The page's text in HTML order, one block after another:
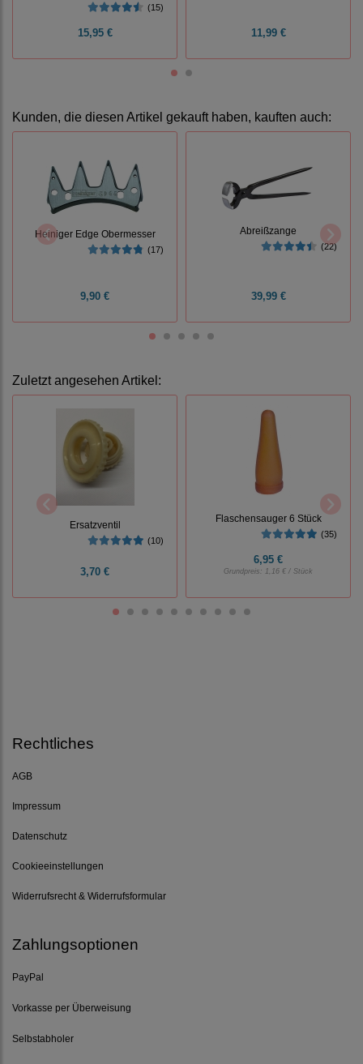
(15)
15,95 € 11,99 €
Kunden, die diesen Artikel gekauft haben, kauften auch:
Heiniger Edge Obermesser
(17)
9,90 €
Abreißzange
(22)
39,99 €
Zuletzt angesehen Artikel:
Ersatzventil
(10)
3,70 €
Flaschensauger 6 Stück
(35)
6,95 €
Grundpreis: 1,16 € / Stück
Rechtliches
AGB
Impressum
Datenschutz
Cookieeinstellungen
Widerrufsrecht & Widerrufsformular
Zahlungsoptionen
PayPal
Vorkasse per Überweisung
Selbstabholer